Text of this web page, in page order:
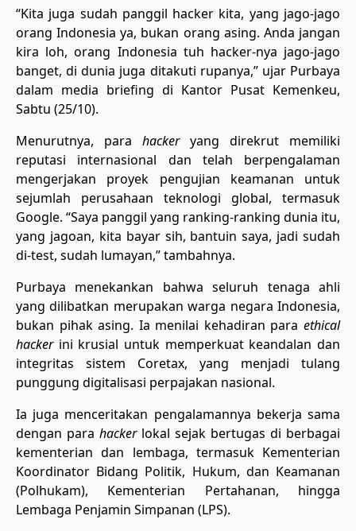
“Kita juga sudah panggil hacker kita, yang jago-jago
orang Indonesia ya, bukan orang asing. Anda jangan
kira loh, orang Indonesia tuh hacker-nya jago-jago
banget, di dunia juga ditakuti rupanya,” ujar Purbaya
dalam media briefing di Kantor Pusat Kemenkeu,
Sabtu (25/10).
Menurutnya, para hackeryang direkrut memiliki
reputasi internasional dan telah berpengalaman
mengerjakan proyek pengujian keamanan untuk
sejumlah perusahaan teknologi global, termasuk
Google. “Saya panggil yang ranking-ranking dunia itu,
yang jagoan, kita bayar sih, bantuin saya, jadi sudah
di-test, sudah lumayan,” tambahnya.
Purbaya menekankan bahwa seluruh tenaga ahli
yang dilibatkan merupakan warga negara Indonesia,
bukan pihak asing. Ia menilai kehadiran para ethical
hackerini krusial untuk memperkuat keandalan dan
integritas sistem Coretax, yang menjadi tulang
punggung digitalisasi perpajakan nasional.
Ia juga menceritakan pengalamannya bekerja sama
dengan para hackerlokal sejak bertugas di berbagai
kementerian dan lembaga, termasuk Kementerian
Koordinator Bidang Politik, Hukum, dan Keamanan
(Polhukam), Kementerian Pertahanan, hingga
Lembaga Penjamin Simpanan (LPS).